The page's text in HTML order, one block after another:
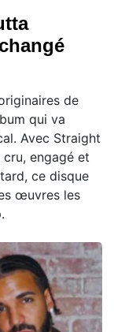
de
qui va
Avec Straight
engagé et
ce disque
œuvres les